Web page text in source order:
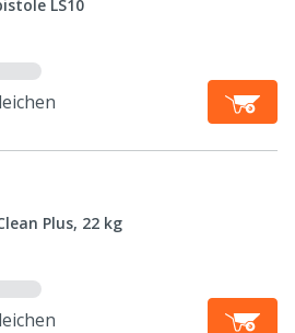
LS10
Plus, 22 kg